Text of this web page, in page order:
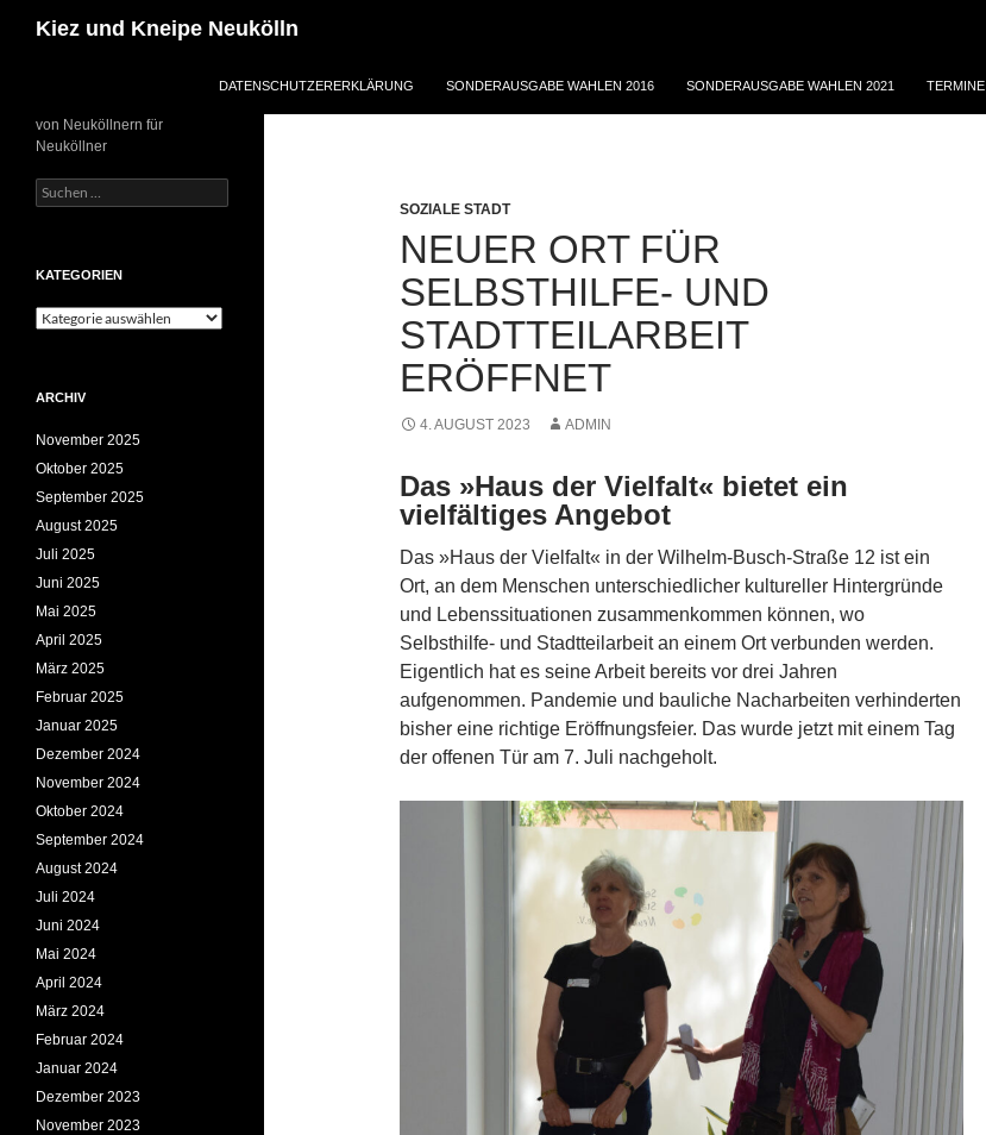
Inhalt
Kiez und Kneipe Neukölln
DATENSCHUTZERERKLÄRUNG SONDERAUSGABE WAHLEN 2016 SONDERAUSGABE WAHLEN 2021 TERMINE
SOZIALE STADT
NEUER ORT FÜR
SELBSTHILFE- UND
STADTTEILARBEIT
ERÖFFNET
4. AUGUST 2023 ADMIN
Das »Haus der Vielfalt« bietet ein
vielfältiges Angebot
Das »Haus der Vielfalt« in der Wilhelm-Busch-Straße 12 ist ein
Ort, an dem Menschen unterschiedlicher kultureller Hintergründe
und Lebenssituationen zusammenkommen können, wo
Selbsthilfe- und Stadtteilarbeit an einem Ort verbunden werden.
Eigentlich hat es seine Arbeit bereits vor drei Jahren
aufgenommen. Pandemie und bauliche Nacharbeiten verhinderten
bisher eine richtige Eröffnungsfeier. Das wurde jetzt mit einem Tag
der offenen Tür am 7. Juli nachgeholt.
von Neuköllnern für
Neuköllner
Suchen
nach:
KATEGORIEN
Kategorien
ARCHIV
November 2025
Oktober 2025
September 2025
August 2025
Juli 2025
Juni 2025
Mai 2025
April 2025
März 2025
Februar 2025
Januar 2025
Dezember 2024
November 2024
Oktober 2024
September 2024
August 2024
Juli 2024
Juni 2024
Mai 2024
April 2024
März 2024
Februar 2024
Januar 2024
Dezember 2023
November 2023